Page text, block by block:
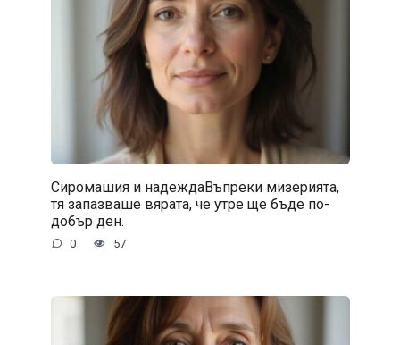
Сиромашия и надеждаВъпреки мизерията,
тя запазваше вярата, че утре ще бъде по-
добър ден.
0 57